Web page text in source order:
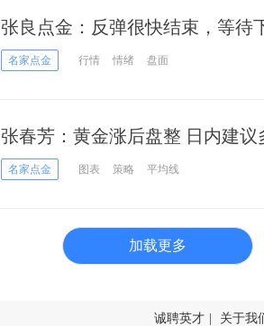
张良点金：反弹很快结束，等待
名家点金 行情 情绪 盘面
张春芳：黄金涨后盘整 日内建议
名家点金 图表 策略 平均线
加载更多
诚聘英才 关于我